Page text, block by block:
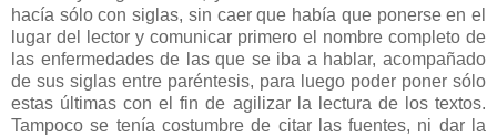
hacía sólo con siglas, sin caer que había que ponerse en el
lugar del lector y comunicar primero el nombre completo de
las enfermedades de las que se iba a hablar, acompañado
de sus siglas entre paréntesis, para luego poder poner sólo
estas últimas con el fin de agilizar la lectura de los textos.
Tampoco se tenía costumbre de citar las fuentes, ni dar la